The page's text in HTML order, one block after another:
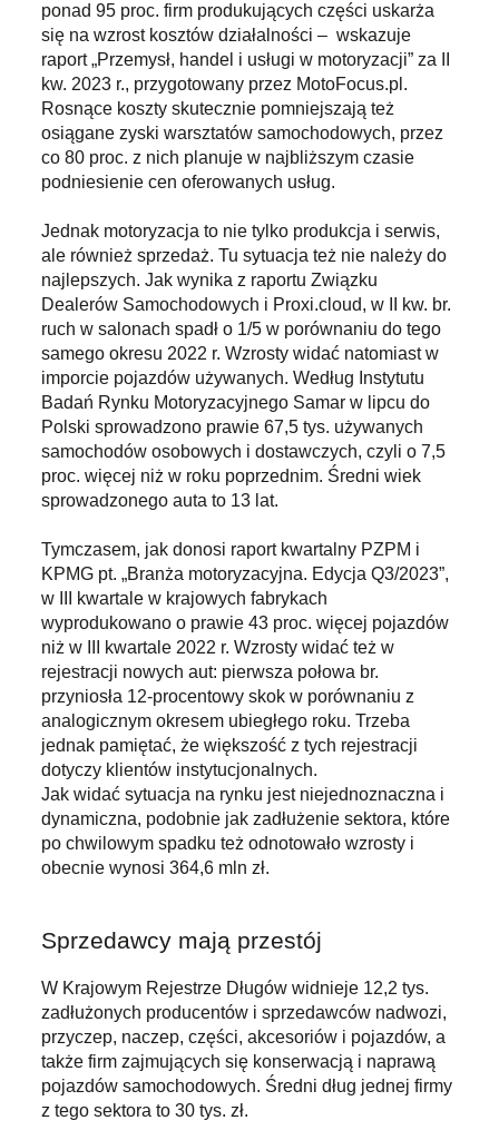
ponad 95 proc. firm produkujących części uskarża
się na wzrost kosztów działalności – wskazuje
raport „Przemysł, handel i usługi w motoryzacji” za II
kw. 2023 r., przygotowany przez MotoFocus.pl.
Rosnące koszty skutecznie pomniejszają też
osiągane zyski warsztatów samochodowych, przez
co 80 proc. z nich planuje w najbliższym czasie
podniesienie cen oferowanych usług.
Jednak motoryzacja to nie tylko produkcja i serwis,
ale również sprzedaż. Tu sytuacja też nie należy do
najlepszych. Jak wynika z raportu Związku
Dealerów Samochodowych i Proxi.cloud, w II kw. br.
ruch w salonach spadł o 1/5 w porównaniu do tego
samego okresu 2022 r. Wzrosty widać natomiast w
imporcie pojazdów używanych. Według Instytutu
Badań Rynku Motoryzacyjnego Samar w lipcu do
Polski sprowadzono prawie 67,5 tys. używanych
samochodów osobowych i dostawczych, czyli o 7,5
proc. więcej niż w roku poprzednim. Średni wiek
sprowadzonego auta to 13 lat.
Tymczasem, jak donosi raport kwartalny PZPM i
KPMG pt. „Branża motoryzacyjna. Edycja Q3/2023”,
w III kwartale w krajowych fabrykach
wyprodukowano o prawie 43 proc. więcej pojazdów
niż w III kwartale 2022 r. Wzrosty widać też w
rejestracji nowych aut: pierwsza połowa br.
przyniosła 12-procentowy skok w porównaniu z
analogicznym okresem ubiegłego roku. Trzeba
jednak pamiętać, że większość z tych rejestracji
dotyczy klientów instytucjonalnych.
Jak widać sytuacja na rynku jest niejednoznaczna i
dynamiczna, podobnie jak zadłużenie sektora, które
po chwilowym spadku też odnotowało wzrosty i
obecnie wynosi 364,6 mln zł.
Sprzedawcy mają przestój
W Krajowym Rejestrze Długów widnieje 12,2 tys.
zadłużonych producentów i sprzedawców nadwozi,
przyczep, naczep, części, akcesoriów i pojazdów, a
także firm zajmujących się konserwacją i naprawą
pojazdów samochodowych. Średni dług jednej firmy
z tego sektora to 30 tys. zł.